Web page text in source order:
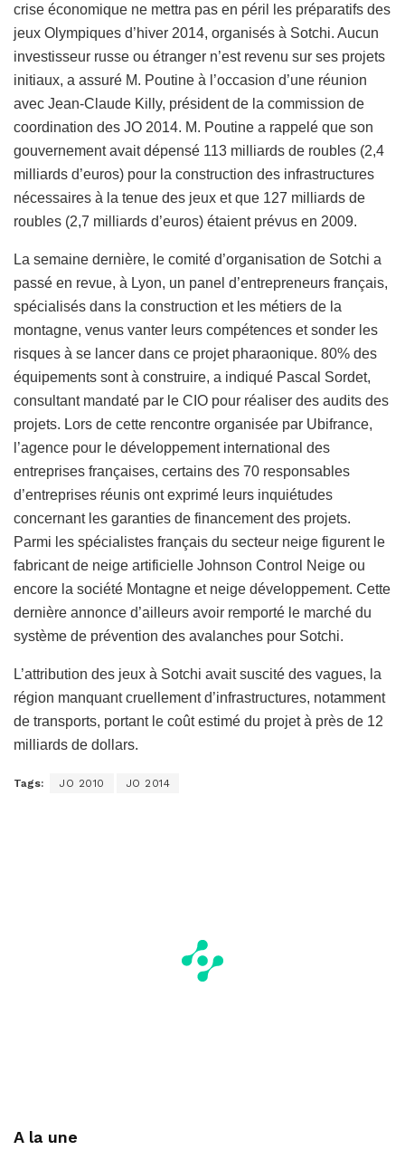
crise économique ne mettra pas en péril les préparatifs des
jeux Olympiques d’hiver 2014, organisés à Sotchi. Aucun
investisseur russe ou étranger n’est revenu sur ses projets
initiaux, a assuré M. Poutine à l’occasion d’une réunion
avec Jean-Claude Killy, président de la commission de
coordination des JO 2014. M. Poutine a rappelé que son
gouvernement avait dépensé 113 milliards de roubles (2,4
milliards d’euros) pour la construction des infrastructures
nécessaires à la tenue des jeux et que 127 milliards de
roubles (2,7 milliards d’euros) étaient prévus en 2009.
La semaine dernière, le comité d’organisation de Sotchi a
passé en revue, à Lyon, un panel d’entrepreneurs français,
spécialisés dans la construction et les métiers de la
montagne, venus vanter leurs compétences et sonder les
risques à se lancer dans ce projet pharaonique. 80% des
équipements sont à construire, a indiqué Pascal Sordet,
consultant mandaté par le CIO pour réaliser des audits des
projets. Lors de cette rencontre organisée par Ubifrance,
l’agence pour le développement international des
entreprises françaises, certains des 70 responsables
d’entreprises réunis ont exprimé leurs inquiétudes
concernant les garanties de financement des projets.
Parmi les spécialistes français du secteur neige figurent le
fabricant de neige artificielle Johnson Control Neige ou
encore la société Montagne et neige développement. Cette
dernière annonce d’ailleurs avoir remporté le marché du
système de prévention des avalanches pour Sotchi.
L’attribution des jeux à Sotchi avait suscité des vagues, la
région manquant cruellement d’infrastructures, notamment
de transports, portant le coût estimé du projet à près de 12
milliards de dollars.
Tags: JO 2010 JO 2014
A la une